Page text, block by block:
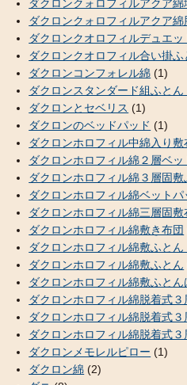
ダクロンクォロフィルアクア
ダクロンクォロフィルアクア綿
ダクロンクオロフィルデュエッ
ダクロンクオロフィル合い掛ふ
ダクロンコンフォレル綿 (1)
ダクロンスタンダード組ふと
ダクロンとセベリス (1)
ダクロンのベッドパッド (1)
ダクロンホロフィル中綿入り敷
ダクロンホロフィル綿２層ベッ
ダクロンホロフィル綿３層固敷
ダクロンホロフィル綿ベットパ
ダクロンホロフィル綿三層固敷
ダクロンホロフィル綿敷き布団
ダクロンホロフィル綿敷ふと
ダクロンホロフィル綿敷ふとん
ダクロンホロフィル綿敷ふとん
ダクロンホロフィル綿脱着式
ダクロンホロフィル綿脱着式
ダクロンホロフィル綿脱着式
ダクロンメモレルピロー (1)
ダクロン綿 (2)